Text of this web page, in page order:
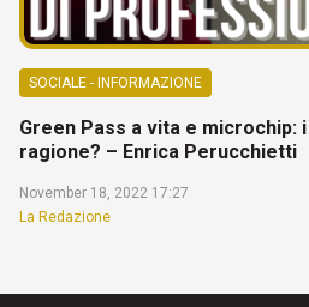
SOCIALE - INFORMAZIONE
Green Pass a vita e microchip:
ragione? – Enrica Perucchietti
November 18, 2022 17:27
La Redazione